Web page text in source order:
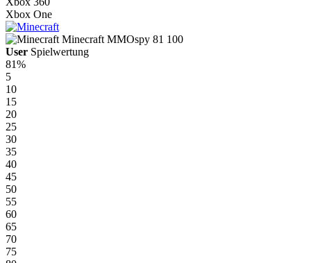
Xbox One
Minecraft MMOspy 81 100
User Spielwertung
81%
5
10
15
20
25
30
35
40
45
50
55
60
65
70
75